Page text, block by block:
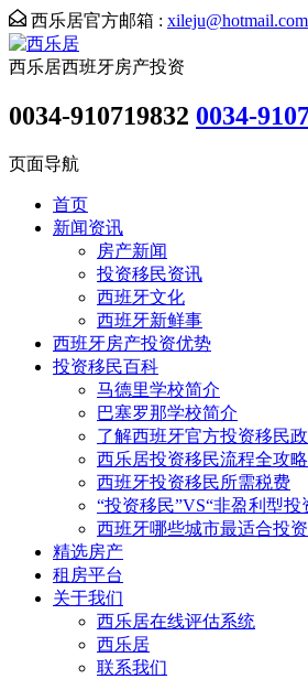
西乐居官方邮箱 : xileju@hotmail.com
西乐居西班牙房产投资
0034-910719832 0034-
页面导航
首页
新闻资讯
房产新闻
投资移民资讯
西班牙文化
西班牙新鲜事
西班牙房产投资优势
投资移民百科
马德里学校简介
巴塞罗那学校简介
了解西班牙官方投资移民
西乐居投资移民流程全攻略
西班牙投资移民所需税费
“投资移民”VS“非盈利型投
西班牙哪些城市最适合投
精选房产
租房平台
关于我们
西乐居在线评估系统
西乐居
联系我们